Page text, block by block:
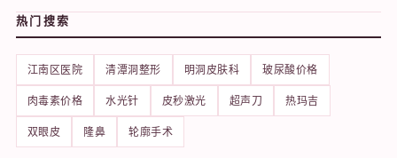
热门搜索
江南区医院 清潭洞整形 明洞皮肤科 玻尿酸价格
肉毒素价格 水光针 皮秒激光 超声刀 热玛吉
双眼皮 隆鼻 轮廓手术